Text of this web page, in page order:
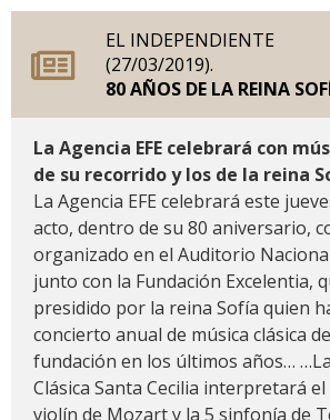
EL INDEPENDIENTE
(27/03/2019).
80 AÑOS DE LA REINA
La Agencia EFE celebrará con
de su recorrido y los de la reina
La Agencia EFE celebrará este
acto, dentro de su 80 aniversario,
organizado en el Auditorio
junto con la Fundación Excelentia,
presidido por la reina Sofía quien
concierto anual de música clásica
fundación en los últimos años…
Clásica Santa Cecilia interpretará
violín de Mozart y la 5 sinfonía de